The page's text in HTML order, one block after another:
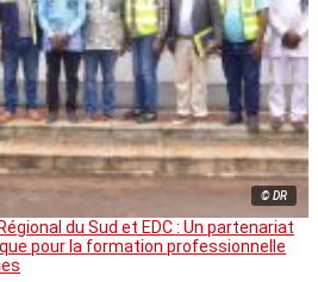
© DR
du Sud et EDC : Un partenariat
pour la formation professionnelle